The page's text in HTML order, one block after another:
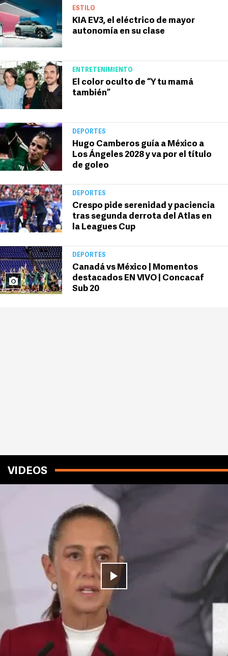
ESTILO
KIA EV3, el eléctrico de mayor
autonomía en su clase
ENTRETENIMIENTO
El color oculto de “Y tu mamá
también”
DEPORTES
Hugo Camberos guía a México a
Los Ángeles 2028 y va por el título
de goleo
DEPORTES
Crespo pide serenidad y paciencia
tras segunda derrota del Atlas en
la Leagues Cup
DEPORTES
Canadá vs México | Momentos
destacados EN VIVO | Concacaf
Sub 20
VIDEOS